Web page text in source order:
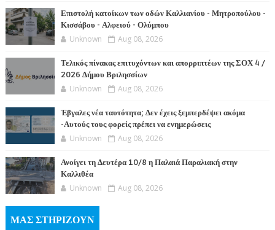
Επιστολή κατοίκων των οδών Καλλιανίου - Μητροπούλου -
Κισσάβου - Αλφειού - Ολύμπου
Unknown Aug 08, 2026
Τελικός πίνακας επιτυχόντων και απορριπτέων της ΣΟΧ 4 /
2026 Δήμου Βριλησσίων
Unknown Aug 08, 2026
Έβγαλες νέα ταυτότητα; Δεν έχεις ξεμπερδέψει ακόμα
-Αυτούς τους φορείς πρέπει να ενημερώσεις
Unknown Aug 08, 2026
Ανοίγει τη Δευτέρα 10/8 η Παλαιά Παραλιακή στην
Καλλιθέα
Unknown Aug 08, 2026
ΜΑΣ ΣΤΗΡΙΖΟΥΝ